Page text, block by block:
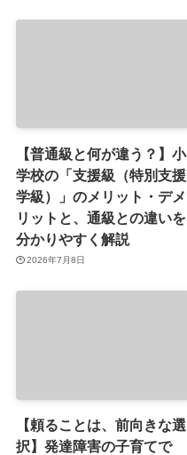
【普通級と何が違う？】小
学校の「支援級（特別支援
学級）」のメリット・デメ
リットと、通級との違いを
分かりやすく解説
2026年7月8日
【頼ることは、前向きな選
択】発達障害の子育てで